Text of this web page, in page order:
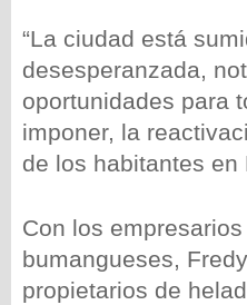
“La ciudad está
desesperanzada,
oportunidades para
imponer, la
de los habitantes en
Con los
bumangueses,
propietarios de